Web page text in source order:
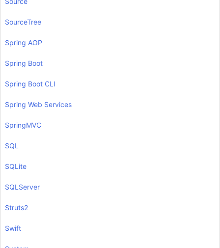
SourceTree
Spring AOP
Spring Boot
Spring Boot CLI
Spring Web Services
SpringMVC
SQL
SQLite
SQLServer
Struts2
Swift